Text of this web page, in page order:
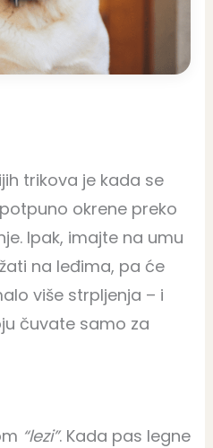
trikova je kada se
okrene preko
Ipak, imajte na umu
na leđima, pa će
više strpljenja – i
čuvate samo za
“lezi”. Kada pas legne